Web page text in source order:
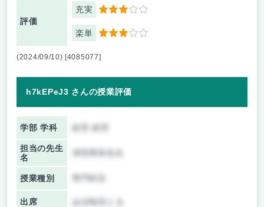
評価
充実 3
楽単 3
(2024/09/10) [4085077]
h7kEPeJ3 さんの授業評価
学部 学科
担当の先生
名
授業種別
出席 ほぼ毎回とる